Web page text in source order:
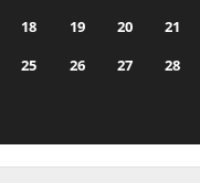
18 19 20 21
25 26 27 28